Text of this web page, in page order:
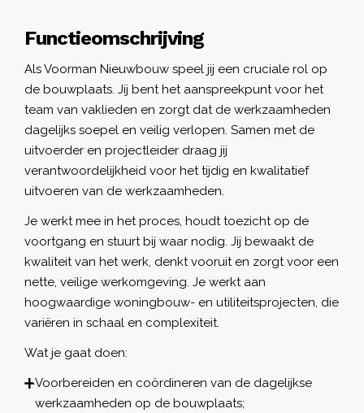
Functieomschrijving
Als Voorman Nieuwbouw speel jij een cruciale rol op
de bouwplaats. Jij bent het aanspreekpunt voor het
team van vaklieden en zorgt dat de werkzaamheden
dagelijks soepel en veilig verlopen. Samen met de
uitvoerder en projectleider draag jij
verantwoordelijkheid voor het tijdig en kwalitatief
uitvoeren van de werkzaamheden.
Je werkt mee in het proces, houdt toezicht op de
voortgang en stuurt bij waar nodig. Jij bewaakt de
kwaliteit van het werk, denkt vooruit en zorgt voor een
nette, veilige werkomgeving. Je werkt aan
hoogwaardige woningbouw- en utiliteitsprojecten, die
variëren in schaal en complexiteit.
Wat je gaat doen:
Voorbereiden en coördineren van de dagelijkse
werkzaamheden op de bouwplaats;